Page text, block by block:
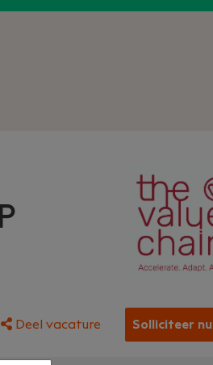
Deel vacature Solliciteer nu